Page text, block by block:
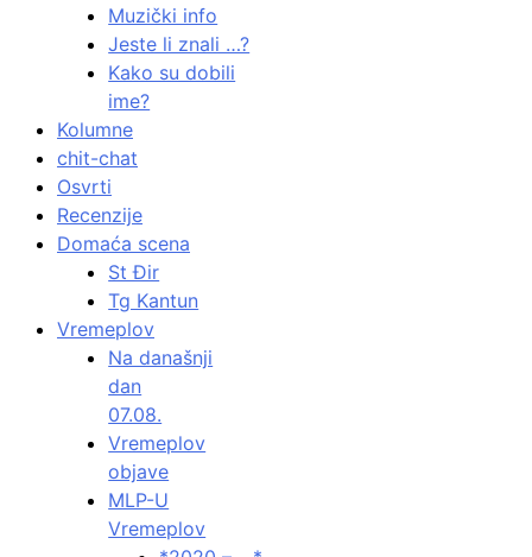
Muzički info
Jeste li znali …?
Kako su dobili
ime?
Kolumne
chit-chat
Osvrti
Recenzije
Domaća scena
St Đir
Tg Kantun
Vremeplov
Na današnji
dan
07.08.
Vremeplov
objave
MLP-U
Vremeplov